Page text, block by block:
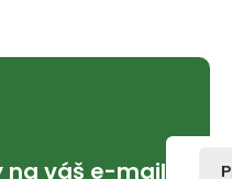
na váš e-mail